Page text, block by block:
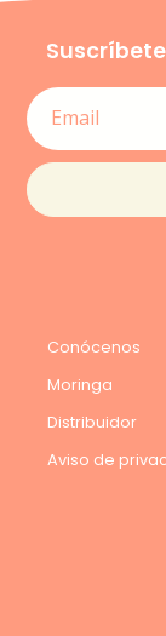
Conócenos
Moringa
Distribuidor
Aviso de